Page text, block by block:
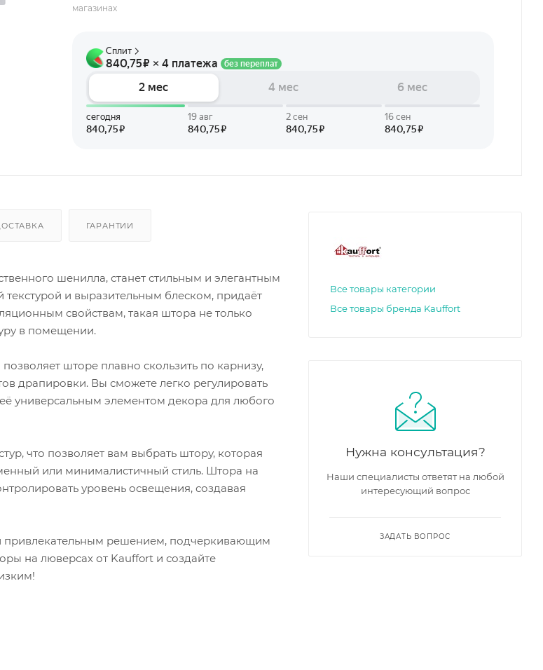
магазинах
ГАРАНТИИ
шенилла, станет стильным и элегантным
и выразительным блеском, придаёт
свойствам, такая штора не только
в помещении.
шторе плавно скользить по карнизу,
драпировки. Вы сможете легко регулировать
универсальным элементом декора для любого
что позволяет вам выбрать штору, которая
или минималистичный стиль. Штора на
уровень освещения, создавая
привлекательным решением, подчеркивающим
на люверсах от Kauffort и создайте
Все товары категории
Все товары бренда Kauffort
Нужна консультация?
Наши специалисты ответят на любой
интересующий вопрос
ЗАДАТЬ ВОПРОС